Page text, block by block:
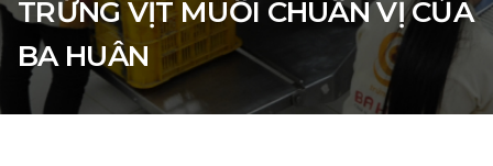
TRỨNG VỊT MUỐI CHUẨN VỊ CỦA
BA HUÂN